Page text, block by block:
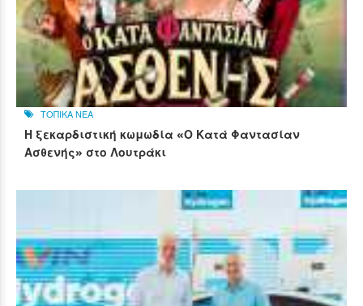
ΤΟΠΙΚΑ ΝΕΑ
Η ξεκαρδιστική κωμωδία «Ο Κατά Φαντασίαν
Ασθενής» στο Λουτράκι